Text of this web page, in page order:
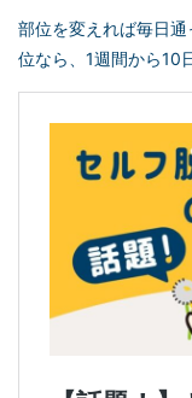
部位を変えれば毎日
位なら、1週間から10